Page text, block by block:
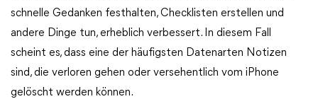
schnelle Gedanken festhalten, Checklisten erstellen und
andere Dinge tun, erheblich verbessert. In diesem Fall
scheint es, dass eine der häufigsten Datenarten Notizen
sind, die verloren gehen oder versehentlich vom iPhone
gelöscht werden können.